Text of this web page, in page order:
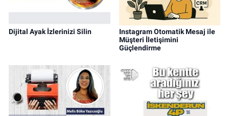
Dijital Ayak İzlerinizi Silin
Instagram Otomatik Mesaj ile
Müşteri İletişimini
Güçlendirme